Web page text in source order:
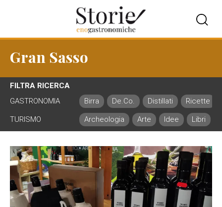
Gran Sasso
FILTRA RICERCA
GASTRONOMIA
Birra De.Co. Distillati Ricette
TURISMO Archeologia Arte Idee Libri